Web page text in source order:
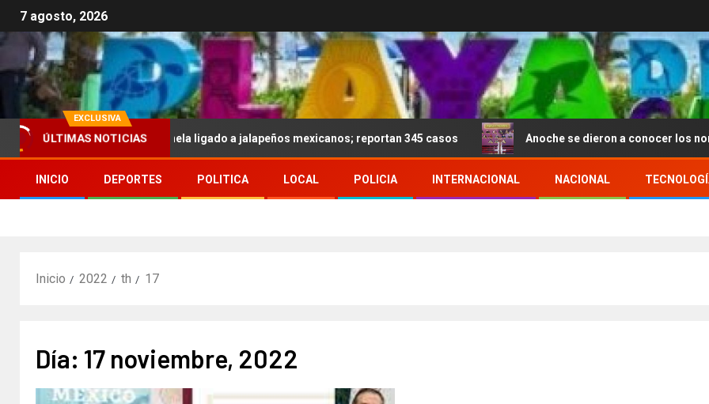
7 agosto, 2026
EXCLUSIVA
ÚLTIMAS NOTICIAS
brote de salmonela ligado a jalapeños mexicanos; reportan 345 casos Anoche se dieron a conocer los nominados de La
INICIO DEPORTES POLITICA LOCAL POLICIA INTERNACIONAL NACIONAL
Inicio 2022 th 17
Día: 17 noviembre, 2022